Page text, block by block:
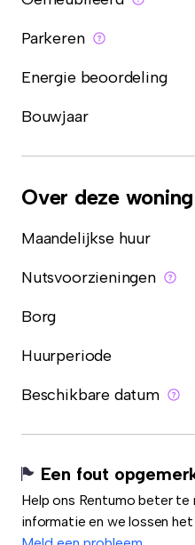
Parkeren
Energie beoordeling
Bouwjaar
Over deze woning
Maandelijkse huur
Nutsvoorzieningen
Borg
Huurperiode
Beschikbare datum
Een fout
Help ons Rentumo beter
informatie en we lossen het